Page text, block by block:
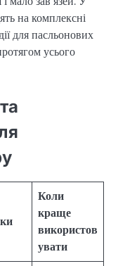
на комплексні
для пасльонових
усього
Коли
краще
використов
увати